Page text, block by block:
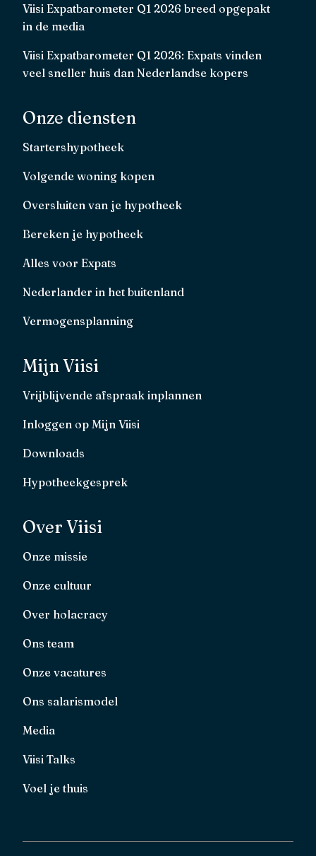
Viisi Expatbarometer Q1 2026 breed opgepakt
in de media
Viisi Expatbarometer Q1 2026: Expats vinden
veel sneller huis dan Nederlandse kopers
Onze diensten
Startershypotheek
Volgende woning kopen
Oversluiten van je hypotheek
Bereken je hypotheek
Alles voor Expats
Nederlander in het buitenland
Vermogensplanning
Mijn Viisi
Vrijblijvende afspraak inplannen
Inloggen op Mijn Viisi
Downloads
Hypotheekgesprek
Over Viisi
Onze missie
Onze cultuur
Over holacracy
Ons team
Onze vacatures
Ons salarismodel
Media
Viisi Talks
Voel je thuis